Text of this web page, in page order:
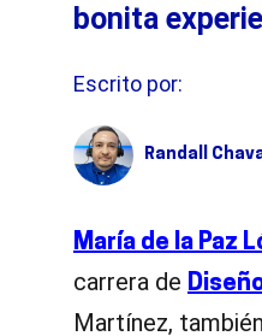
bonita
Escrito por:
Randall
María de la Paz
carrera de
Martínez,